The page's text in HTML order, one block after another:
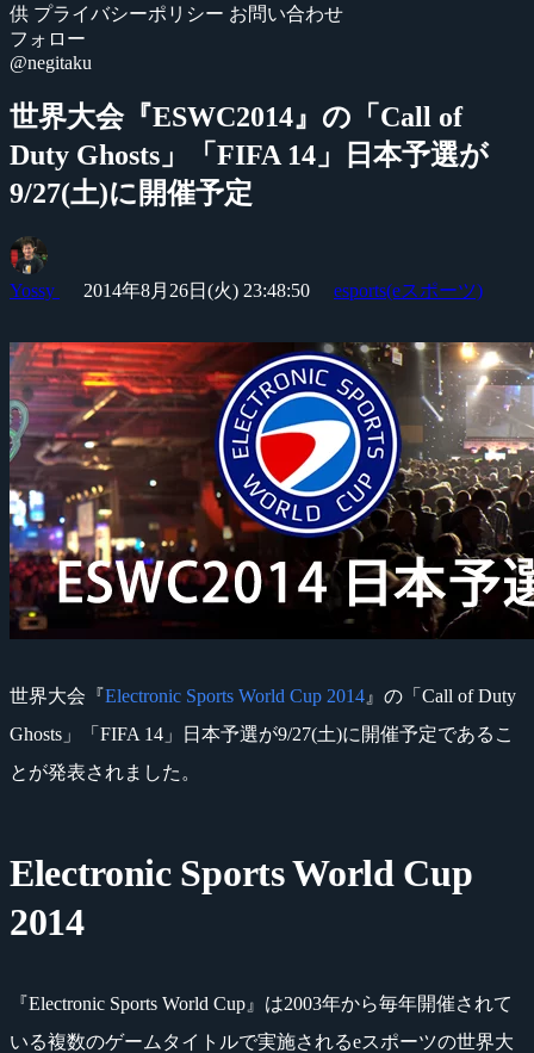
供 プライバシーポリシー お問い合わせ
フォロー
@negitaku
世界大会『ESWC2014』の「Call of
Duty Ghosts」「FIFA 14」日本予選が
9/27(土)に開催予定
Yossy 2014年8月26日(火) 23:48:50 esports(eスポーツ)
世界大会『Electronic Sports World Cup 2014 』の「Call of Duty
Ghosts」「FIFA 14」日本予選が9/27(土)に開催予定であるこ
とが発表されました。
Electronic Sports World Cup
2014
『Electronic Sports World Cup』は2003年から毎年開催されて
いる複数のゲームタイトルで実施されるeスポーツの世界大